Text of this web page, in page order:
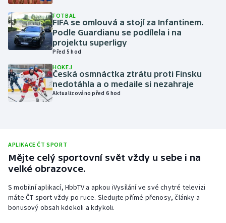
Moderní pětiboj
Motorsport
Parasport
Ragby
Rychlostní kanoistika
FOTBAL
FIFA se omlouvá a stojí za Infantinem.
Podle Guardianu se podílela i na
projektu superligy
Před 5 hod
HOKEJ
Česká osmnáctka ztrátu proti Finsku
nedotáhla a o medaile si nezahraje
Aktualizováno před 6 hod
APLIKACE ČT SPORT
Mějte celý sportovní svět vždy u sebe i na
velké obrazovce.
S mobilní aplikací, HbbTV a apkou iVysílání ve své chytré televizi
máte ČT sport vždy po ruce. Sledujte přímé přenosy, články a
bonusový obsah kdekoli a kdykoli.